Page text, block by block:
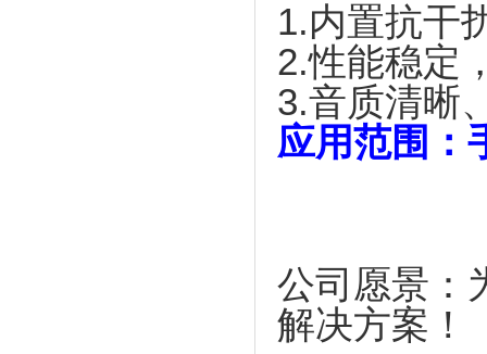
1.内置抗干
2.性能稳定
3.音质清晰
应用范围：
公司愿景：
解决方案！